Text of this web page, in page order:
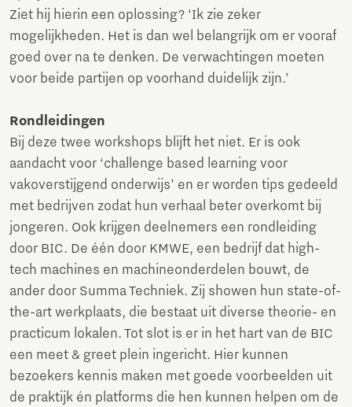
Ziet hij hierin een oplossing? ‘Ik zie zeker
mogelijkheden. Het is dan wel belangrijk om er vooraf
goed over na te denken. De verwachtingen moeten
voor beide partijen op voorhand duidelijk zijn.’
Rondleidingen
Bij deze twee workshops blijft het niet. Er is ook
aandacht voor ‘challenge based learning voor
vakoverstijgend onderwijs’ en er worden tips gedeeld
met bedrijven zodat hun verhaal beter overkomt bij
jongeren. Ook krijgen deelnemers een rondleiding
door BIC. De één door KMWE, een bedrijf dat high-
tech machines en machineonderdelen bouwt, de
ander door Summa Techniek. Zij showen hun state-of-
the-art werkplaats, die bestaat uit diverse theorie- en
practicum lokalen. Tot slot is er in het hart van de BIC
een meet & greet plein ingericht. Hier kunnen
bezoekers kennis maken met goede voorbeelden uit
de praktijk én platforms die hen kunnen helpen om de